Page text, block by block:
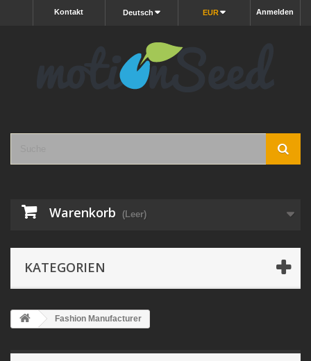
Anmelden
EUR
Deutsch
Kontakt
Warenkorb (Leer)
KATEGORIEN
Fashion Manufacturer